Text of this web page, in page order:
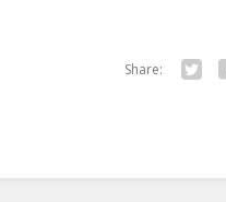
Share: